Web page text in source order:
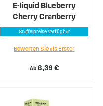
E-liquid Blueberry
Cherry Cranberry
Staffelpreise Verfügbar
Ab 6,39 €
Bewerten Sie als Erster